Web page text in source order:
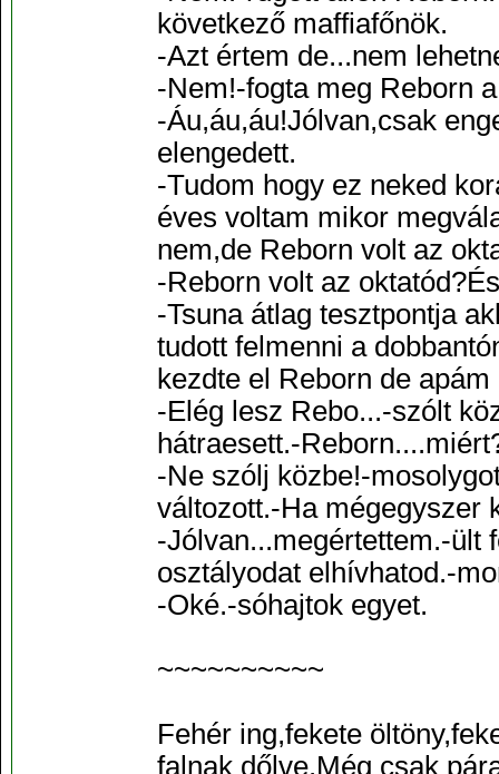
következő maffiafőnök.
-Azt értem de...nem
-Nem!-fogta meg Reborn
-Áu,áu,áu!Jólvan,csak
elengedett.
-Tudom hogy ez neked
éves voltam mikor
nem,de Reborn volt az
-Reborn volt az
-Tsuna átlag tesztpontja
tudott felmenni a
kezdte el Reborn de
-Elég lesz Rebo...-szólt
hátraesett.-
-Ne szólj közbe!-
változott.-Ha mégegyszer
-Jólvan...megértettem.-ült
osztályodat elhívhatod.-
-Oké.-sóhajtok egyet.
~~~~~~~~~~
Fehér ing,fekete
falnak dőlve.Még csak